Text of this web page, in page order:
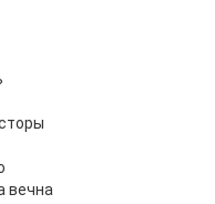
вечна